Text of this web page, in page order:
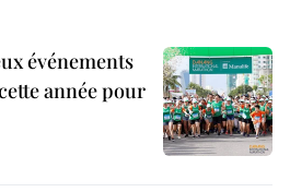
événements
année pour